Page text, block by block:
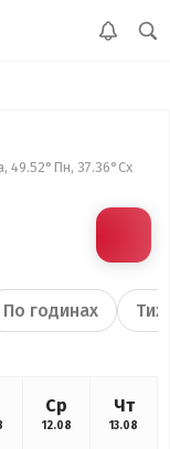
49.52°Пн, 37.36°Сх
По годинах
Ср
12.08
Чт
13.08